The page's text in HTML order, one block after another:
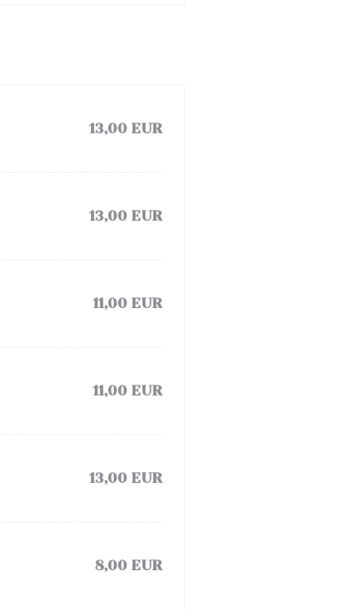
13,00 EUR
13,00 EUR
11,00 EUR
11,00 EUR
13,00 EUR
8,00 EUR